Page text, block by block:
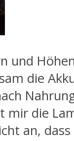
und
die
mir die
an,